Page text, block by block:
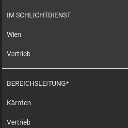
IM SCHLICHTDIENST
Wien
Vertrieb
BEREICHSLEITUNG*
Kärnten
Vertrieb